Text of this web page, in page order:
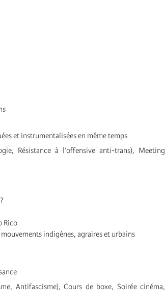
et instrumentalisées en même temps
Résistance à l’offensive anti-trans), Meeting
Rico
indigènes, agraires et urbains
Antifascisme), Cours de boxe, Soirée cinéma,